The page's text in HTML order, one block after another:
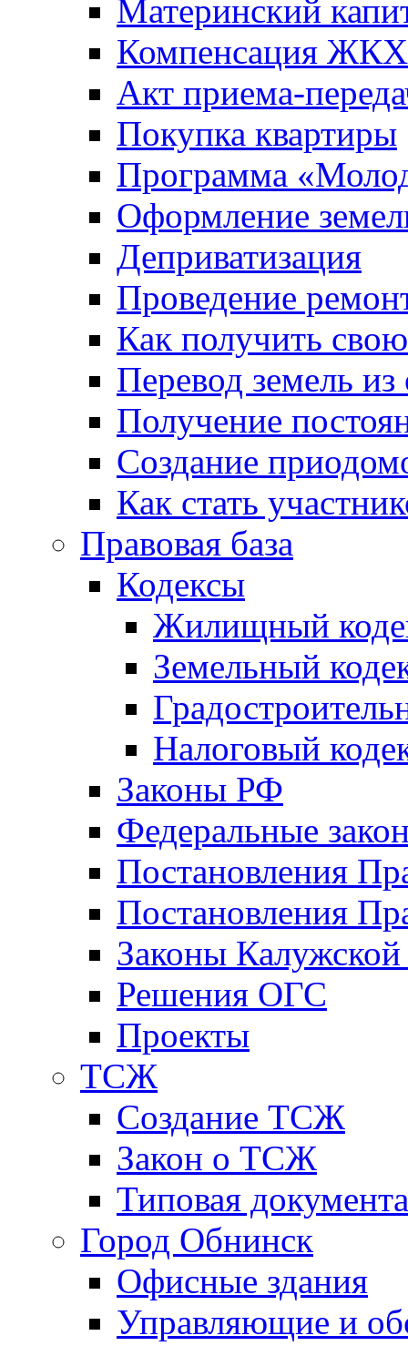
Материнский
Компенсация ЖКХ
Акт приема-
Покупка квартиры
Программа
Оформление
Деприватизация
Проведение
Как получить
Перевод земель
Получение
Создание
Как стать
Правовая база
Кодексы
Жилищный
Земельный
Налоговый
Законы РФ
Федеральные
Постановления
Постановления
Законы Калужской
Решения ОГС
Проекты
ТСЖ
Создание ТСЖ
Закон о ТСЖ
Типовая
Город Обнинск
Офисные здания
Управляющие и